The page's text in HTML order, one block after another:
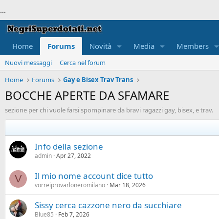
...
Home Forums Novità Media Members
Nuovi messaggi
Cerca nel forum
Home
Forums Gay e Bisex Trav Trans
BOCCHE APERTE DA SFAMARE
sezione per chi vuole farsi spompinare da bravi ragazzi gay, bisex, e trav.
Info della sezione
admin Apr 27, 2022
V Il mio nome account dice tutto
vorreiprovarloneromilano Mar 18, 2026
Sissy cerca cazzone nero da succhiare
Blue85 Feb 7, 2026